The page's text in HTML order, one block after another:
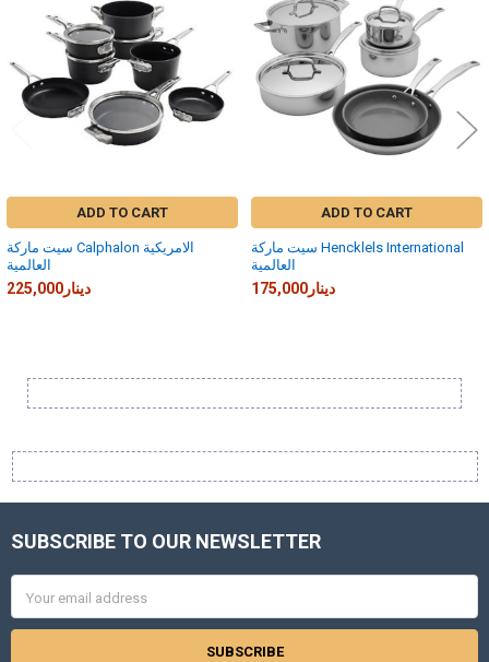
Products
ADD TO CART
سيت ماركة Calphalon الامريكية
العالمية
225,000دينار
ADD TO CART
سيت ماركة Hencklels International
العالمية
175,000دينار
Footer
SUBSCRIBE TO OUR NEWSLETTER
Address